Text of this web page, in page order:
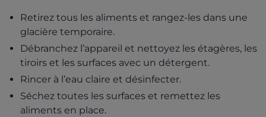
Retirez tous les aliments et rangez-les dans une
glacière temporaire.
Débranchez l’appareil et nettoyez les étagères, les
tiroirs et les surfaces avec un détergent.
Rincer à l’eau claire et désinfecter.
Séchez toutes les surfaces et remettez les
aliments en place.